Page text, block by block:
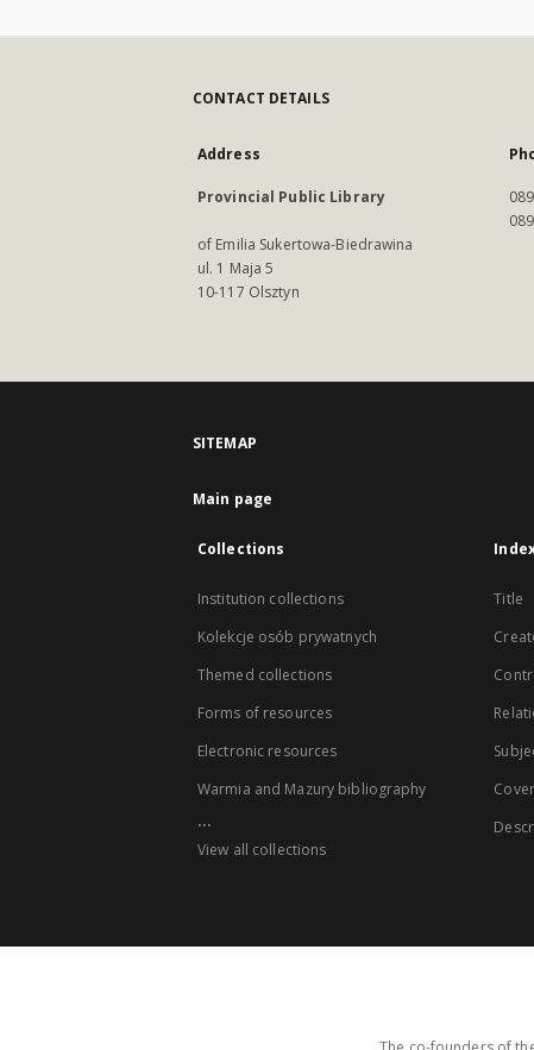
CONTACT DETAILS
Address
Provincial Public Library
of Emilia Sukertowa-Biedrawina
ul. 1 Maja 5
10-117 Olsztyn
SITEMAP
Main page
Collections
Institution collections
Kolekcje osób prywatnych
Themed collections
Forms of resources
Electronic resources
Warmia and Mazury bibliography
...
View all collections
Title